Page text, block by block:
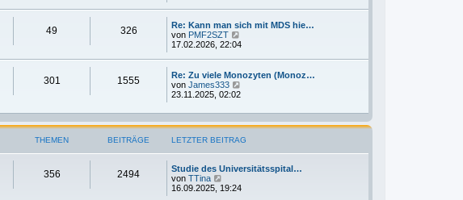
a
B
e
i
t
r
a
e
s
t
e
r
B
e
i
t
r
49 326
Re: Kann man sich mit MDS hie…
von PMF2SZT
e
e
s
e
B
e
i
t
g
17.02.2026, 22:04
301 1555
Re: Zu viele Monozyten (Monoz…
von James333
e
s
e
r
e
t
23.11.2025, 02:02
THEMEN BEITRÄGE LETZTER BEITRAG
356 2494
Studie des Universitätsspital…
von TTina
e
16.09.2025, 19:24